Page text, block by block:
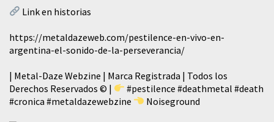
Link en historias
https://metaldazeweb.com/pestilence-en-vivo-en-
argentina-el-sonido-de-la-perseverancia/
| Metal-Daze Webzine | Marca Registrada | Todos los
Derechos Reservados © |
#pestilence #deathmetal #death
#cronica #metaldazewebzine Noiseground